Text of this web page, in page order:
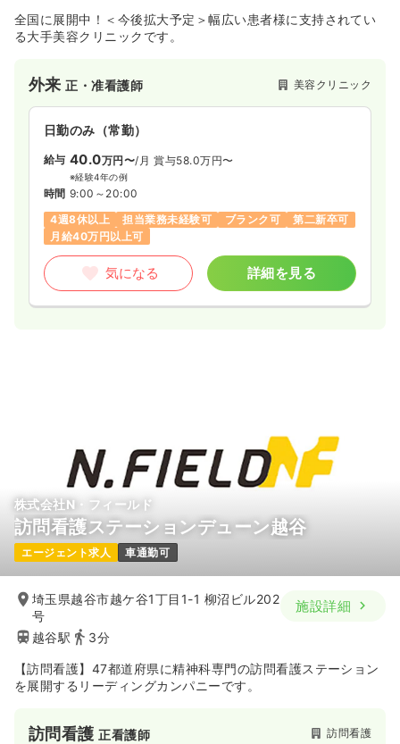
全国に展開中！＜今後拡大予定＞幅広い患者様に支持されてい
る大手美容クリニックです。
外来正・准看護師 美容クリニック
日勤のみ（常勤）
給与 40.0万円〜/月 賞与58.0万円〜
※経験4年の例
時間 9:00～20:00
4週8休以上
担当業務未経験可 ブランク可
第二新卒可
月給40万円以上可
気になる 詳細を見る
株式会社N・フィールド
訪問看護ステーションデューン越谷
エージェント求人 車通勤可
埼玉県越谷市越ケ谷1丁目1-1 柳沼ビル202
号
越谷駅
3分
施設詳細
【訪問看護】47都道府県に精神科専門の訪問看護ステーション
を展開するリーディングカンパニーです。
訪問看護正看護師 訪問看護